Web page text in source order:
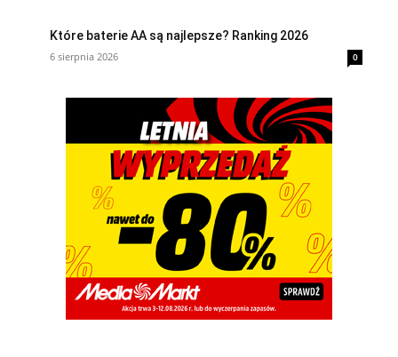
Które baterie AA są najlepsze? Ranking 2026
6 sierpnia 2026 0